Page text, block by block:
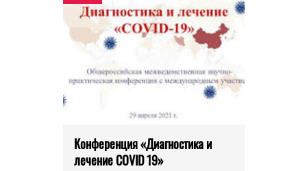
Конференция «Диагностика и
лечение COVID 19»